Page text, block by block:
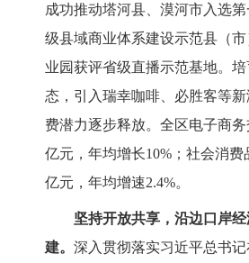
成功推动塔河县、漠河市入选
级县域商业体系建设示范县（
业园获评省级直播示范基地。 培
态，引入瑞幸咖啡、必胜客等新
费潜力逐步释放。 全区电子商
亿元，年均增长10%； 社会消费
亿元，年均增速2.4%。
坚持开放共享， 沿边口岸
建。 深入贯彻落实习近平总书